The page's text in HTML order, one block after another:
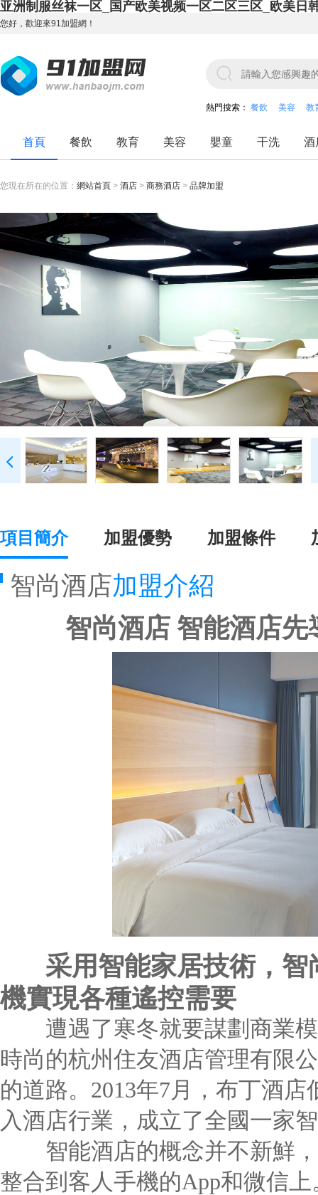
亚洲制服丝袜一区_国产欧美视频一区二区三区_欧美日
您好，歡迎來91加盟網！
熱門搜索： 餐飲 美容 教
首頁 餐飲 教育 美容 嬰童 干洗 酒
您現在所在的位置： 網站首頁 > 酒店 > 商務酒店 > 品牌加盟
項目簡介 加盟優勢 加盟條件
智尚酒店加盟介紹
智尚酒店 智能酒店
采用智能家居技術，
機實現各種遙控需要
遭遇了寒冬就要謀劃商業模
時尚的杭州住友酒店管理有限
的道路。2013年7月，布丁酒
入酒店行業，成立了全國一家
智能酒店的概念并不新鮮
整合到客人手機的App和微信上